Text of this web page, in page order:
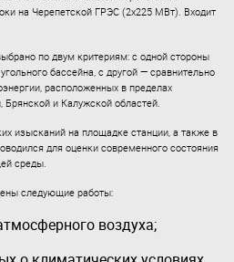
на Черепетской ГРЭС (2х225 МВт). Входит
по двум критериям: с одной стороны
бассейна, с другой — сравнительно
расположенных в пределах
и Калужской областей.
изысканий на площадке станции, а также в
для оценки современного состояния
среды.
следующие работы:
воздуха;